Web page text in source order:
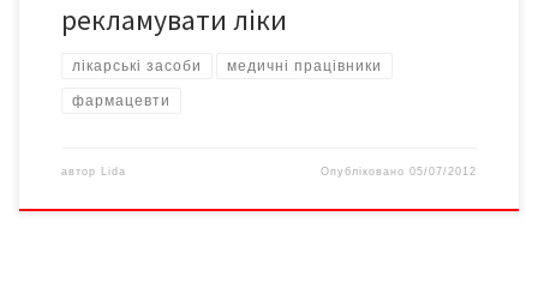
рекламувати ліки
лікарські засоби медичні працівники
фармацевти
автор Lida Опубліковано05/07/2012